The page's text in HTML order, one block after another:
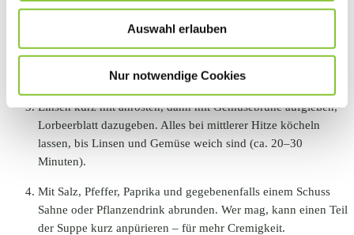
Auswahl erlauben
Nur notwendige Cookies
Zwiebel, Karotten, Kartoffeln, Sellerie (und Knoblauch)
schälen und in kleine Würfel schneiden.
Zwiebel und Knoblauch in etwas Öl anschwitzen, Gemüse
dazugeben und kurz mitbraten. Das gibt Tiefe im Geschmack.
Linsen kurz mit anrösten, dann mit Gemüsebrühe aufgießen,
Lorbeerblatt dazugeben. Alles bei mittlerer Hitze köcheln
lassen, bis Linsen und Gemüse weich sind (ca. 20–30
Minuten).
Mit Salz, Pfeffer, Paprika und gegebenenfalls einem Schuss
Sahne oder Pflanzendrink abrunden. Wer mag, kann einen Teil
der Suppe kurz anpürieren – für mehr Cremigkeit.